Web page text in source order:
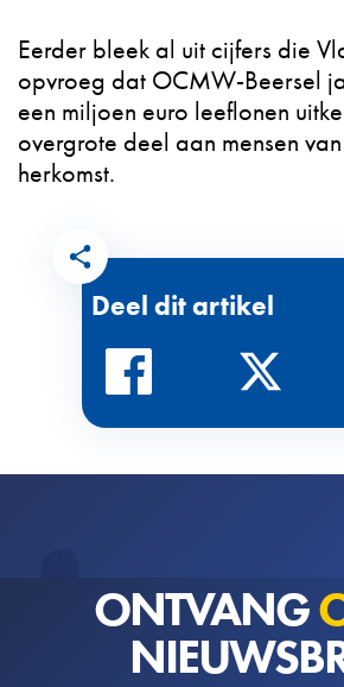
Eerder bleek al uit cijfers die
opvroeg dat OCMW-Beersel
een miljoen euro leeflonen
overgrote deel aan mensen
herkomst.
Deel dit artikel
ONTVANG